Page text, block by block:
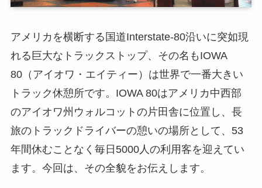
アメリカを横断する国道Interstate-80沿いに突如現
れる巨大なトラックストップ、その名もIOWA
80（アイオワ・エイティー）は世界で一番大きい
トラック休憩所です。IOWA 80はアメリカ中西部
のアイオワ州ウォルコットの片田舎に位置し、長
旅のトラックドライバーの憩いの場所として、53
年間休むことなく毎日5000人の利用客を迎えてい
ます。今回は、その全貌をお伝えします。